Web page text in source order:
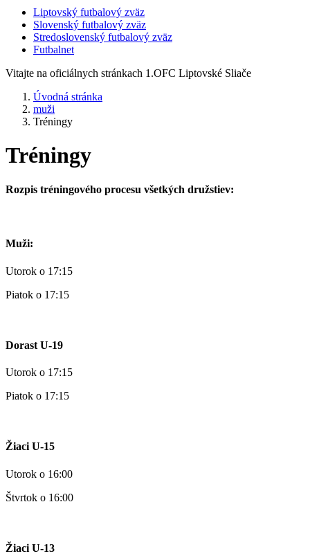
Liptovský futbalový zväz
Slovenský futbalový zväz
Stredoslovenský futbalový zväz
Futbalnet
Vitajte na oficiálnych stránkach 1.OFC Liptovské Sliače
Úvodná stránka
muži
Tréningy
Tréningy
Rozpis tréningového procesu všetkých družstiev:
Muži:
Utorok o 17:15
Piatok o 17:15
Dorast U-19
Utorok o 17:15
Piatok o 17:15
Žiaci U-15
Utorok o 16:00
Štvrtok o 16:00
Žiaci U-13